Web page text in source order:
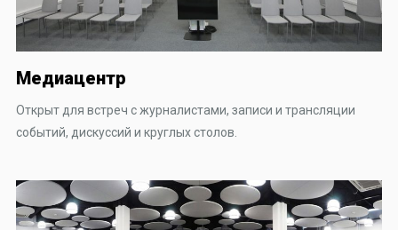
Медиацентр
Открыт для встреч с журналистами, записи и трансляции
событий, дискуссий и круглых столов.